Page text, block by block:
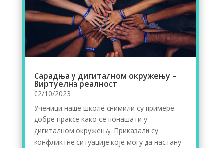
Сарадња у дигиталном окружењу –
Виртуелна реалност
02/10/2023
Ученици наше школе снимили су примере
добре праксе како се понашати у
дигиталном окружењу. Приказали су
конфликтне ситуације које могу да настану